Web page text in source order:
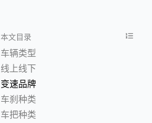
本文目录
车辆类型
线上线下
变速品牌
车刹种类
车把种类